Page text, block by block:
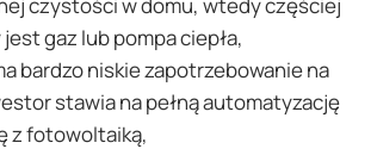
gaz lub pompa ciepła,
bardzo niskie zapotrzebowanie na
stawia na pełną automatyzację
z fotowoltaiką,